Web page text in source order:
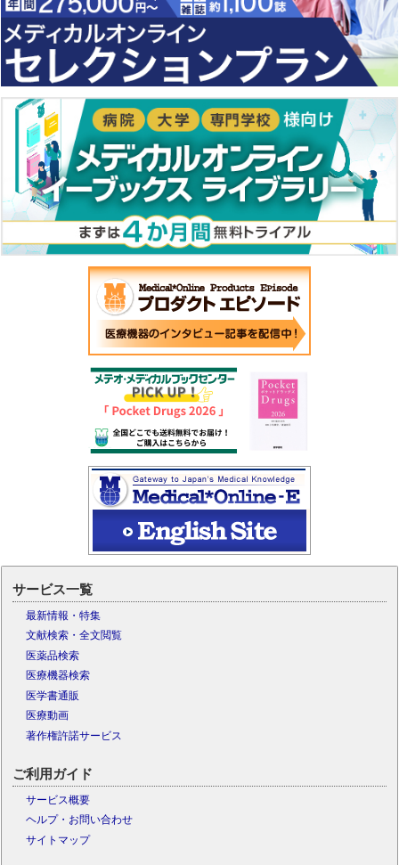
サービス一覧
最新情報・特集
文献検索・全文閲覧
医薬品検索
医療機器検索
医学書通販
医療動画
著作権許諾サービス
ご利用ガイド
サービス概要
ヘルプ・お問い合わせ
サイトマップ